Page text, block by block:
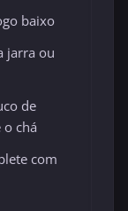
baixo
jarra ou
de
o chá
com